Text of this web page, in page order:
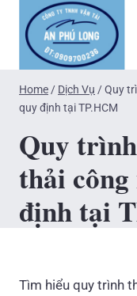
content
Home/ Dịch Vụ /Quy
quy định tại TP.HCM
Quy
thải
định tại
Tìm hiểu quy trình